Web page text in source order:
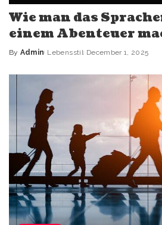
Wie man das
einem Abenteuer
By Admin Lebensstil December 1, 2025